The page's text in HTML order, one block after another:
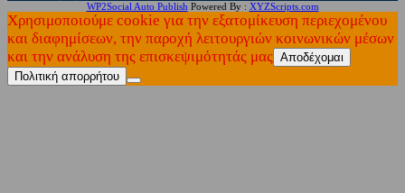
WP2Social Auto Publish Powered By : XYZScripts.com
Χρησιμοποιούμε cookie για την εξατομίκευση περιεχομένου
και διαφημίσεων, την παροχή λειτουργιών κοινωνικών μέσων
και την ανάλυση της επισκεψιμότητάς μας Αποδέχομαι
Πολιτική απορρήτου